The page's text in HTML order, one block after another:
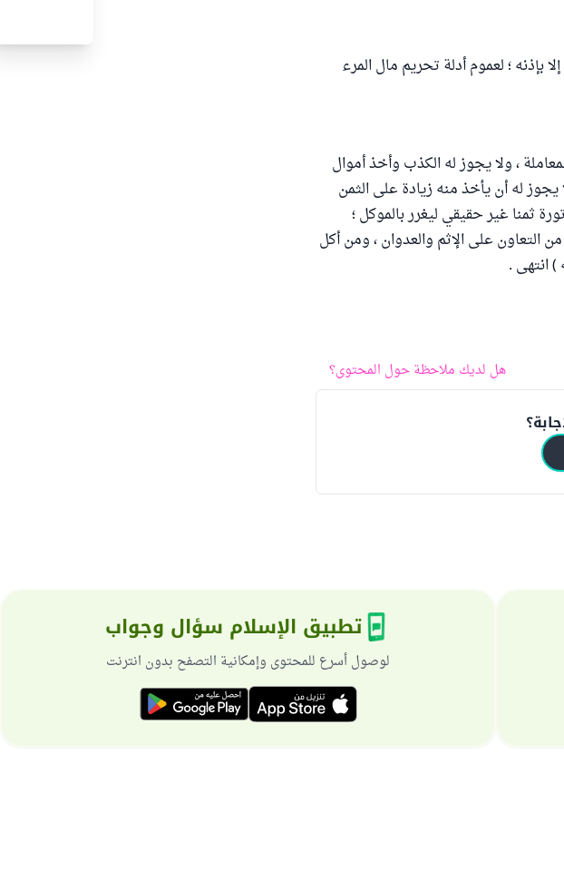
بإذنه ؛ لعموم أدلة تحريم مال المرء
في المعاملة ، ولا يجوز له الكذب وأخذ أموال
له أن يأخذ منه زيادة على الثمن
ثمنا غير حقيقي ليغرر بالموكل ؛
التعاون على الإثم والعدوان ، ومن أكل
انتهى .
هل لديك ملاحظة حول المحتوى؟
تطبيق الإسلام سؤال وجواب
لوصول أسرع للمحتوى وإمكانية التصفح بدون انترنت